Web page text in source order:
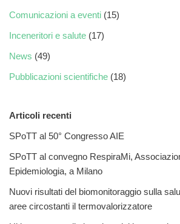
Comunicazioni a eventi (15)
Inceneritori e salute (17)
News (49)
Pubblicazioni scientifiche (18)
Articoli recenti
SPoTT al 50° Congresso AIE
SPoTT al convegno RespiraMi,
Epidemiologia, a Milano
Nuovi risultati del biomonitoraggio sulla
aree circostanti il termovalorizzatore